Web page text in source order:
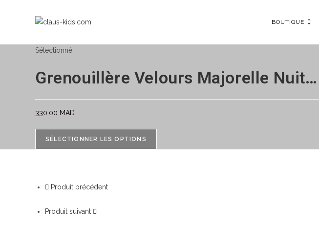
BOUTIQUE
Sélectionné :
Grenouillère Velours Majorelle Nuit…
330.00 MAD
SÉLECTIONNER LES OPTIONS
Produit précédent
Produit suivant